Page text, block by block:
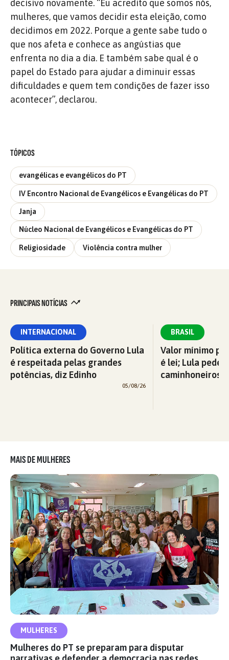
decisivo novamente. “Eu acredito que somos nós,
mulheres, que vamos decidir esta eleição, como
decidimos em 2022. Porque a gente sabe tudo o
que nos afeta e conhece as angústias que
enfrenta no dia a dia. E também sabe qual é o
papel do Estado para ajudar a diminuir essas
dificuldades e quem tem condições de fazer isso
acontecer”, declarou.
TÓPICOS
evangélicas e evangélicos do PT
IV Encontro Nacional de Evangélicos e Evangélicas do PT
Janja
Núcleo Nacional de Evangélicos e Evangélicas do PT
Religiosidade Violência contra mulher
PRINCIPAIS NOTÍCIAS
INTERNACIONAL
Política externa do Governo Lula
é respeitada pelas grandes
potências, diz Edinho
05/08/26
BRASIL
Valor mínimo
é lei; Lula pede
caminhoneiros
MAIS DE MULHERES
MULHERES
Mulheres do PT se preparam para disputar